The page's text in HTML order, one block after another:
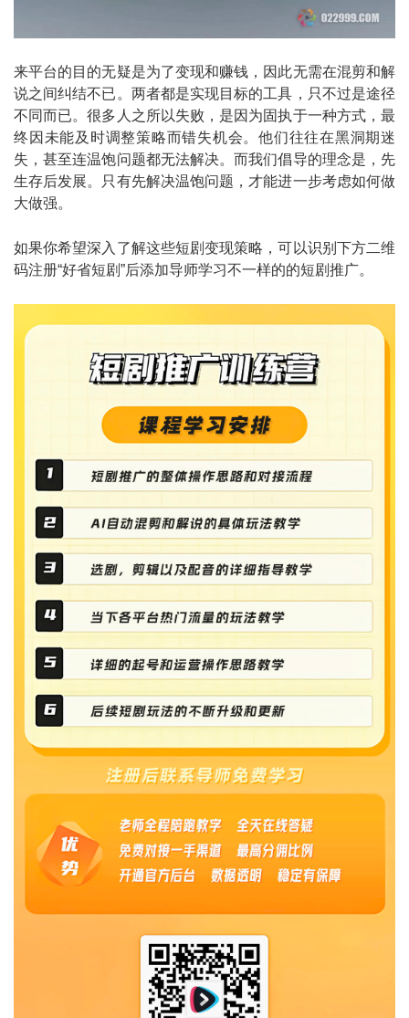
来平台的目的无疑是为了变现和赚钱，因此无需在混剪和解
说之间纠结不已。两者都是实现目标的工具，只不过是途径
不同而已。很多人之所以失败，是因为固执于一种方式，最
终因未能及时调整策略而错失机会。他们往往在黑洞期迷
失，甚至连温饱问题都无法解决。而我们倡导的理念是，先
生存后发展。只有先解决温饱问题，才能进一步考虑如何做
大做强。
如果你希望深入了解这些短剧变现策略，可以识别下方二维
码注册“好省短剧”后添加导师学习不一样的的短剧推广。